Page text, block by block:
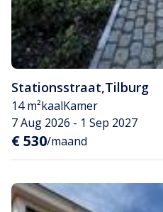
Stationsstraat,Tilburg
14 m²kaalKamer
7 Aug 2026 - 1 Sep 2027
€ 530/maand